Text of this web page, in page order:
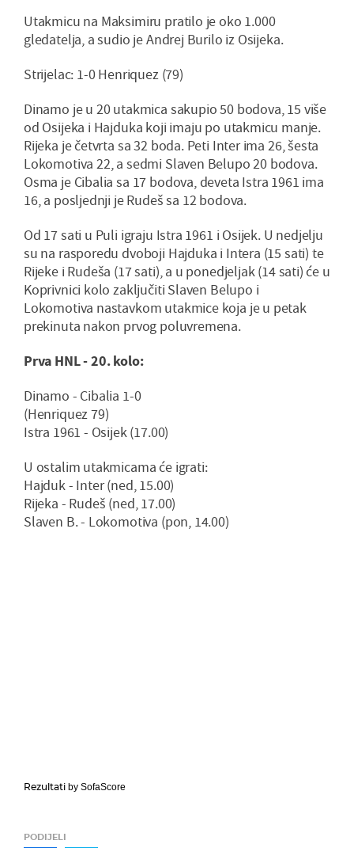
Utakmicu na Maksimiru pratilo je oko 1.000
gledatelja, a sudio je Andrej Burilo iz Osijeka.
Strijelac: 1-0 Henriquez (79)
Dinamo je u 20 utakmica sakupio 50 bodova, 15 više
od Osijeka i Hajduka koji imaju po utakmicu manje.
Rijeka je četvrta sa 32 boda. Peti Inter ima 26, šesta
Lokomotiva 22, a sedmi Slaven Belupo 20 bodova.
Osma je Cibalia sa 17 bodova, deveta Istra 1961 ima
16, a posljednji je Rudeš sa 12 bodova.
Od 17 sati u Puli igraju Istra 1961 i Osijek. U nedjelju
su na rasporedu dvoboji Hajduka i Intera (15 sati) te
Rijeke i Rudeša (17 sati), a u ponedjeljak (14 sati) će u
Koprivnici kolo zaključiti Slaven Belupo i
Lokomotiva nastavkom utakmice koja je u petak
prekinuta nakon prvog poluvremena.
Prva HNL - 20. kolo:
Dinamo - Cibalia 1-0
(Henriquez 79)
Istra 1961 - Osijek (17.00)
U ostalim utakmicama će igrati:
Hajduk - Inter (ned, 15.00)
Rijeka - Rudeš (ned, 17.00)
Slaven B. - Lokomotiva (pon, 14.00)
Rezultati by SofaScore
PODIJELI